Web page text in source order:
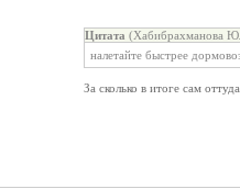
Цитата (Хабибрахманова
налетайте быстрее
За сколько в итоге сам